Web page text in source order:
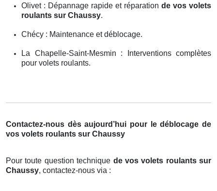
Olivet : Dépannage rapide et réparation de vos volets
roulants sur Chaussy.
Chécy : Maintenance et déblocage.
La Chapelle-Saint-Mesmin : Interventions complètes
pour volets roulants.
Contactez-nous dès aujourd’hui pour le déblocage de
vos volets roulants sur Chaussy
Pour toute question technique de vos volets roulants sur
Chaussy, contactez-nous via :